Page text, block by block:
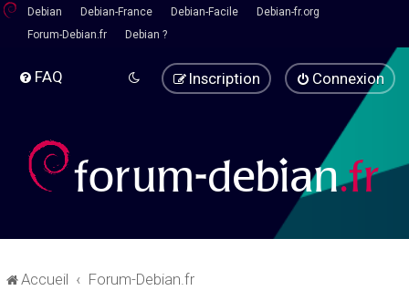
Debian Debian-France Debian-Facile
Debian-fr.org
Forum-Debian.fr
Debian ?
FAQ Connexion
Inscription
Accueil Forum-Debian.fr